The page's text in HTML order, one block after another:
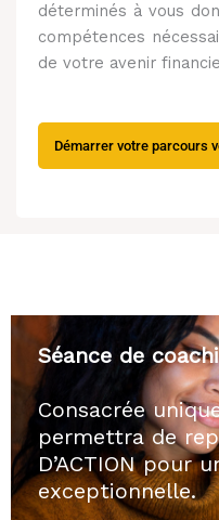
déterminés à vous
compétences
de votre avenir
Démarrer votre parcours
Séance de
Consacrée
permettra de
D’ACTION pour
exceptionnelle.